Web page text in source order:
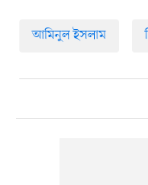
আমিনুল ইসলাম